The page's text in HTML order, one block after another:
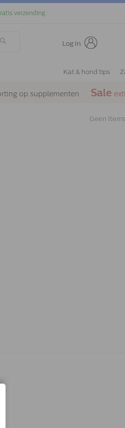
verzending.
Log In
Kat & hond tips
op supplementen Sale
Geen